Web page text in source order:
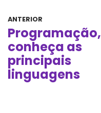
ANTERIOR
Programação,
conheça as
principais
linguagens